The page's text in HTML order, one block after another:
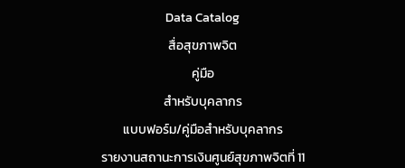
Data Catalog
สื่อสุขภาพจิต
คู่มือ
สำหรับบุคลากร
แบบฟอร์ม/คู่มือสำหรับบุคลากร
รายงานสถานะการเงินศูนย์สุขภาพจิตที่ 11